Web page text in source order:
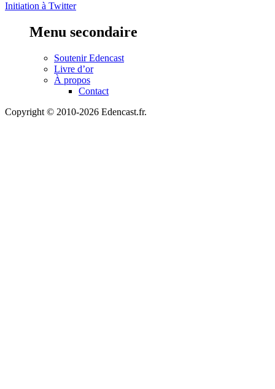
Initiation à Twitter
Menu secondaire
Soutenir Edencast
Livre d’or
À propos
Contact
Copyright © 2010-2026 Edencast.fr.